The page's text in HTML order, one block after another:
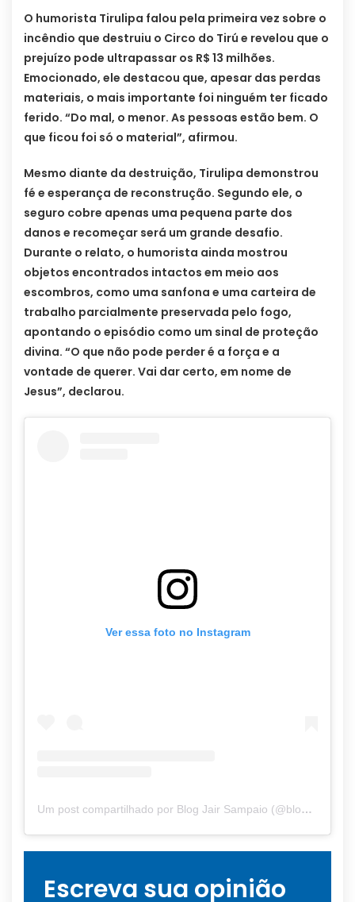
O humorista Tirulipa falou pela primeira vez sobre o
incêndio que destruiu o Circo do Tirú e revelou que o
prejuízo pode ultrapassar os R$ 13 milhões.
Emocionado, ele destacou que, apesar das perdas
materiais, o mais importante foi ninguém ter ficado
ferido. “Do mal, o menor. As pessoas estão bem. O
que ficou foi só o material”, afirmou.
Mesmo diante da destruição, Tirulipa demonstrou
fé e esperança de reconstrução. Segundo ele, o
seguro cobre apenas uma pequena parte dos
danos e recomeçar será um grande desafio.
Durante o relato, o humorista ainda mostrou
objetos encontrados intactos em meio aos
escombros, como uma sanfona e uma carteira de
trabalho parcialmente preservada pelo fogo,
apontando o episódio como um sinal de proteção
divina. “O que não pode perder é a força e a
vontade de querer. Vai dar certo, em nome de
Jesus”, declarou.
Ver essa foto no Instagram
Um post compartilhado por Blog Jair Sampaio (@blogjairsampaio_)
Escreva sua opinião